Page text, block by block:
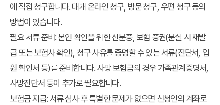
에 직접 청구합니다. 대개 온라인 청구, 방문 청구, 우편 청구 등의
방법이 있습니다.
필요 서류 준비:본인 확인을 위한 신분증, 보험 증권(분실 시 재발
급 또는 보험사 확인), 청구 사유를 증명할 수 있는 서류(진단서, 입
원 확인서 등)를 준비합니다. 사망 보험금의 경우 가족관계증명서,
사망진단서 등이 추가로 필요합니다.
보험금 지급: 서류 심사 후 특별한 문제가 없으면 신청인의 계좌로